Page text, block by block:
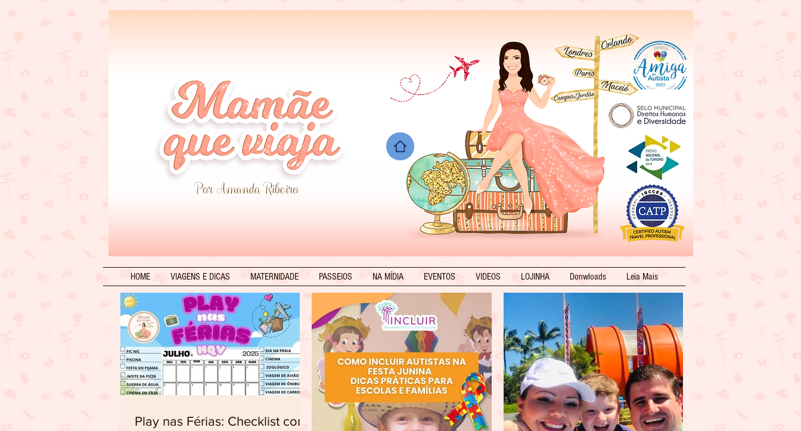
HOME VIAGENS E DICAS MATERNIDADE PASSEIOS NA MÍDIA EVENTOS VIDEOS LOJINHA Donwloads Leia Mais
Play nas Férias: Checklist com